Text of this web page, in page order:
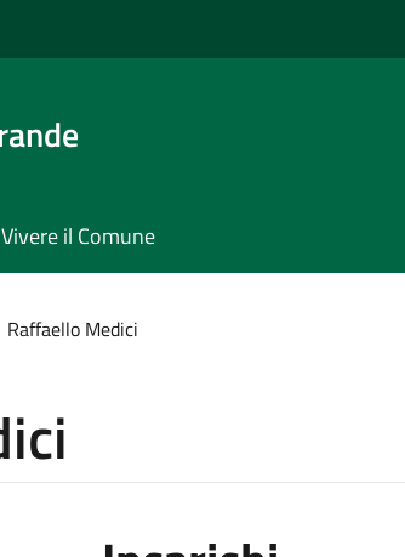
Vivere il Comune
Raffaello Medici